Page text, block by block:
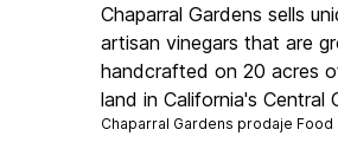
Chaparral Gardens sells
artisan vinegars that are
handcrafted on 20 acres
land in California's Central
Chaparral Gardens prodaje Food